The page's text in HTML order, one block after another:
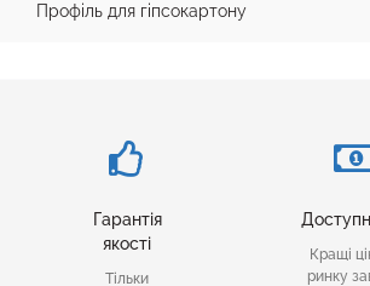
Профіль для гіпсокартону
Гарантія
якості
Тільки
Кращі
ринку